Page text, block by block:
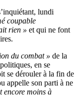
lundi
coupable
rien » et qui ne font
du combat » de la
en se
se dérouler à la fin de
appelle son parti à ne
encore moins à